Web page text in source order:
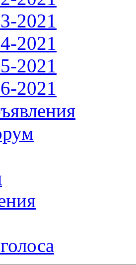
2021
2021
2021
2021